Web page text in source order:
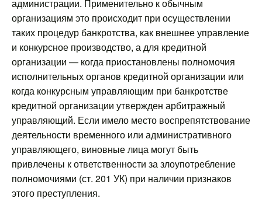
администрации. Применительно к обычным
организациям это происходит при осуществлении
таких процедур банкротства, как внешнее управление
и конкурсное производство, а для кредитной
организации — когда приостановлены полномочия
исполнительных органов кредитной организации или
когда конкурсным управляющим при банкротстве
кредитной организации утвержден арбитражный
управляющий. Если имело место воспрепятствование
деятельности временного или административного
управляющего, виновные лица могут быть
привлечены к ответственности за злоупотребление
полномочиями (ст. 201 УК) при наличии признаков
этого преступления.